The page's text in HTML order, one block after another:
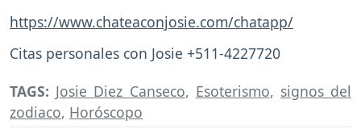
https://www.chateaconjosie.com/chatapp/
Citas personales con Josie +511-4227720
TAGS: Josie Diez Canseco, Esoterismo, signos del
zodiaco, Horóscopo